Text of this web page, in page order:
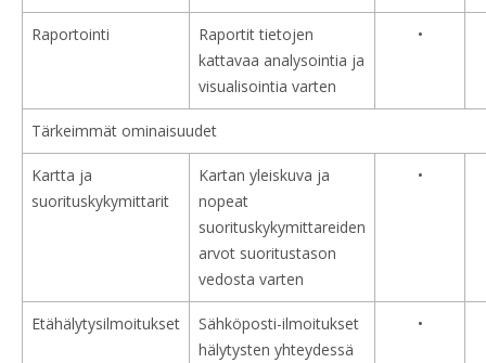
Raportointi
Raportit tietojen
kattavaa analysointia ja
visualisointia varten
•
Tärkeimmät ominaisuudet
Kartta ja
suorituskykymittarit
Kartan yleiskuva ja
nopeat
suorituskykymittareiden
arvot suoritustason
vedosta varten
•
Etähälytysilmoitukset
Sähköposti-ilmoitukset
hälytysten yhteydessä
•